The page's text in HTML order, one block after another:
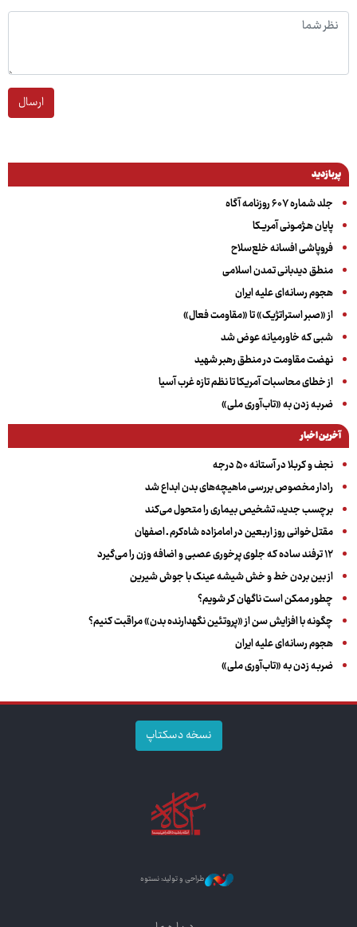
ارسال
پربازدید
جلد شماره ۶۰۷ روزنامه آگاه
پایان هـژمـونی آمریـکا
فروپاشی افسانه خلع‌سلاح
منطق دیدبانی تمدن اسلامی
هجوم رسانه‌ای علیه ایران
از «صبر استراتژیک» تا «مقاومت فعال»
شبی که خاورمیانه عوض شد
نهضت مقاومت در منطق رهبر شهید
از خطای محاسبات آمریکا تا نظم تازه غرب آسیا
ضربه زدن به «تاب‌آوری ملی»
آخرین اخبار
نجف و کربلا در آستانه ۵۰ درجه
رادار مخصوص بررسی ماهیچه‌های بدن ابداع شد
برچسب جدید، تشخیص بیماری را متحول می‌کند
مقتل‌خوانی روز اربعین در امامزاده شاه‌کرم ـ اصفهان
۱۲ ترفند ساده که جلوی پرخوری عصبی و اضافه ‌وزن را می‌گیرد
از بین بردن خط و خش شیشه عینک با جوش شیرین
چطور ممکن است ناگهان کر شویم؟
چگونه با افزایش سن از «پروتئین نگهدارنده بدن» مراقبت کنیم؟
هجوم رسانه‌ای علیه ایران
ضربه زدن به «تاب‌آوری ملی»
نسخه دسکتاپ
طراحی و تولید: نستوه